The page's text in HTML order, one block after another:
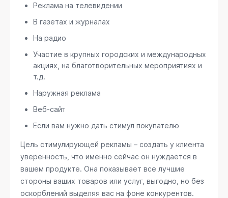
Реклама на телевидении
В газетах и журналах
На радио
Участие в крупных городских и международных
акциях, на благотворительных мероприятиях и
т.д.
Наружная реклама
Веб-сайт
Если вам нужно дать стимул покупателю
Цель стимулирующей рекламы – создать у клиента
уверенность, что именно сейчас он нуждается в
вашем продукте. Она показывает все лучшие
стороны ваших товаров или услуг, выгодно, но без
оскорблений выделяя вас на фоне конкурентов.